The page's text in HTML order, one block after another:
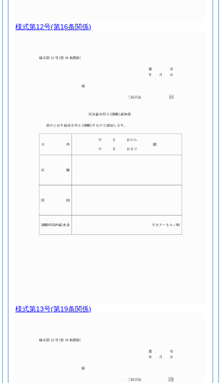
様式第12号(第16条関係)
様式第13号(第19条関係)